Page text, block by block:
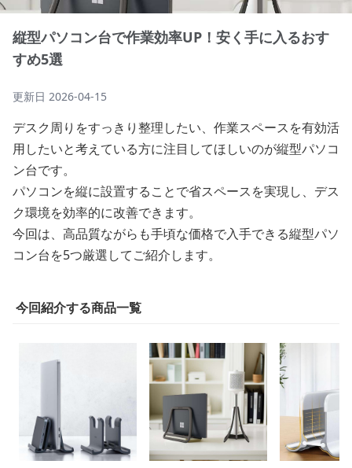
縦型パソコン台で作業効率UP！安く手に入るおす
すめ5選
更新日 2026-04-15
デスク周りをすっきり整理したい、作業スペースを有効活
用したいと考えている方に注目してほしいのが縦型パソコ
ン台です。
パソコンを縦に設置することで省スペースを実現し、デス
ク環境を効率的に改善できます。
今回は、高品質ながらも手頃な価格で入手できる縦型パソ
コン台を5つ厳選してご紹介します。
今回紹介する商品一覧